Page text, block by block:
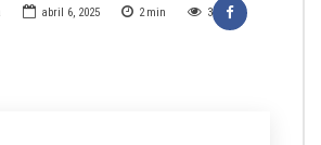
abril 6, 2025 2 min 3